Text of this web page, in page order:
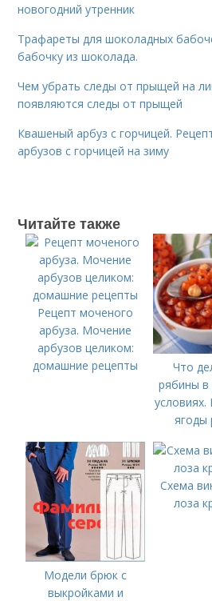
новогодний утренник
Трафареты для шоколадных
бабочку из шоколада.
Чем убрать следы от прыщей на
появляются следы от прыщей
Квашеный арбуз с горчицей.
арбузов с горчицей на зиму
Читайте также
Рецепт моченого
арбуза. Мочение
арбузов целиком:
домашние рецепты
Что
рябины
условиях.
ягоды
Модели брюк с
выкройками и
Схема
лоза